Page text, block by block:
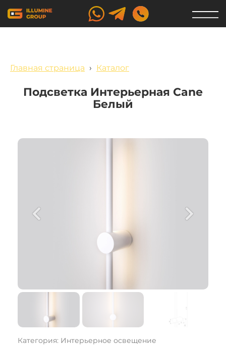
Главная страница › Каталог
Подсветка Интерьерная Cane
Белый
Категория: Интерьерное освещение